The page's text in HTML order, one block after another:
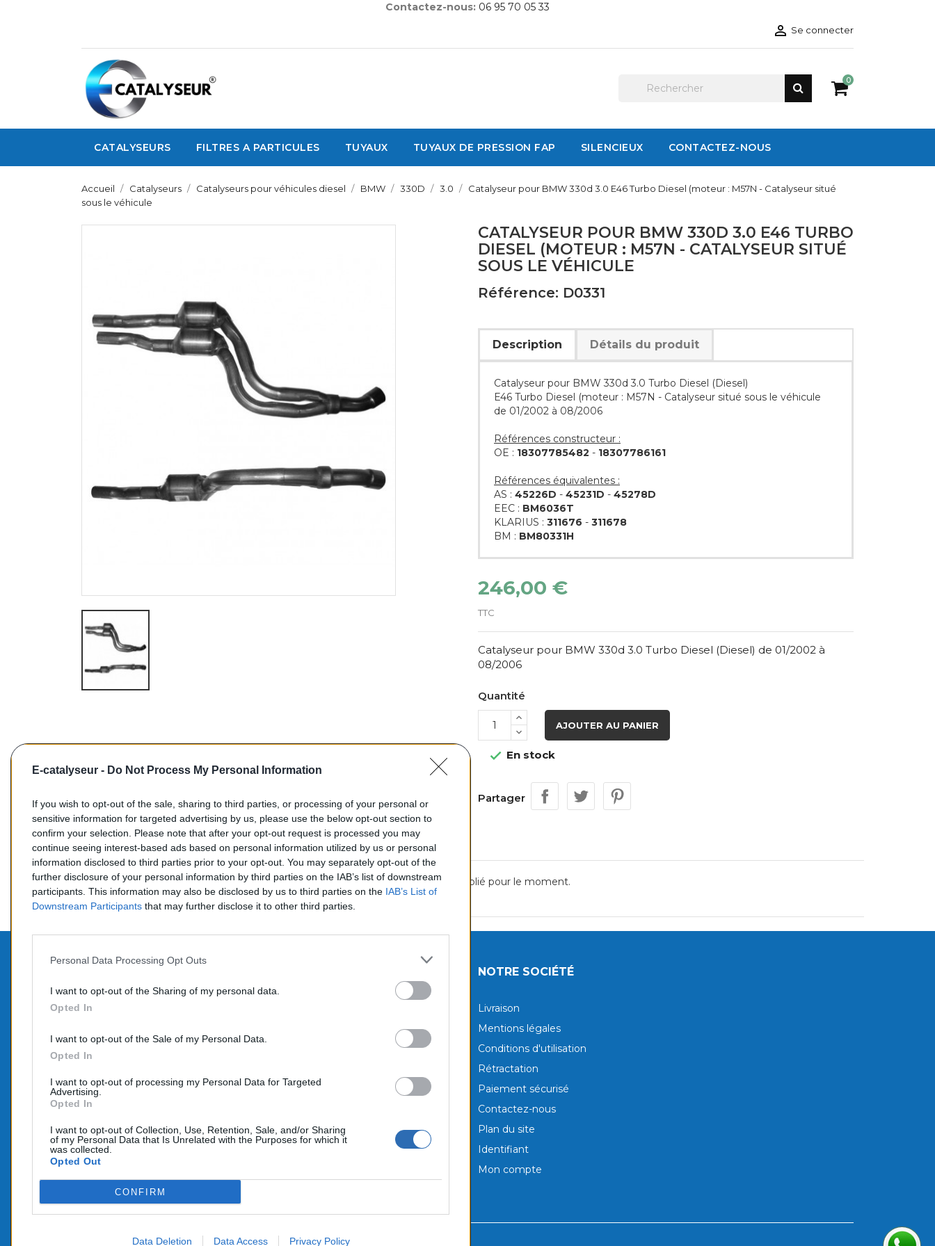
E-catalyseur - Do Not Process My Personal Information
If you wish to opt-out of the sale, sharing to third parties, or processing of your personal or
sensitive information for targeted advertising by us, please use the below opt-out section to
confirm your selection. Please note that after your opt-out request is processed you may
continue seeing interest-based ads based on personal information utilized by us or personal
information disclosed to third parties prior to your opt-out. You may separately opt-out of the
further disclosure of your personal information by third parties on the IAB’s list of downstream
participants. This information may also be disclosed by us to third parties on the IAB’s List of
Downstream Participants that may further disclose it to other third parties.
Personal Data Processing Opt Outs
I want to opt-out of the Sharing of my personal data.
Opted In
I want to opt-out of the Sale of my Personal Data.
Opted In
I want to opt-out of processing my Personal Data for Targeted
Advertising.
Opted In
I want to opt-out of Collection, Use, Retention, Sale, and/or Sharing
of my Personal Data that Is Unrelated with the Purposes for which it
was collected.
Opted Out
CONFIRM
Data Deletion Data Access Privacy Policy
Contactez-nous: 06 95 70 05 33
 Se connecter
0
CATALYSEURS FILTRES A PARTICULES TUYAUX TUYAUX DE PRESSION FAP SILENCIEUX CONTACTEZ-NOUS
Accueil Catalyseurs Catalyseurs pour véhicules diesel BMW 330D 3.0
Catalyseur pour BMW 330d 3.0 E46 Turbo Diesel (moteur : M57N - Catalyseur situé
sous le véhicule
CATALYSEUR POUR BMW 330D 3.0 E46 TURBO
DIESEL (MOTEUR : M57N - CATALYSEUR SITUÉ
SOUS LE VÉHICULE
Référence: D0331
Description Détails du produit
Catalyseur pour BMW 330d 3.0 Turbo Diesel (Diesel)
E46 Turbo Diesel (moteur : M57N - Catalyseur situé sous le véhicule
de 01/2002 à 08/2006
Références constructeur :
OE : 18307785482 - 18307786161
Références équivalentes :
AS : 45226D - 45231D - 45278D
EEC : BM6036T
KLARIUS : 311676 - 311678
BM : BM80331H
246,00 €
TTC
Catalyseur pour BMW 330d 3.0 Turbo Diesel (Diesel) de 01/2002 à
08/2006
Quantité
AJOUTER AU PANIER
 En stock
Partager
Commentaires (0)
Aucun avis n'a été publié pour le moment.
TÉLÉPHONE:
COURRIEL :
NOTRE SOCIÉTÉ
Livraison
Mentions légales
Conditions d'utilisation
Rétractation
Paiement sécurisé
Contactez-nous
Plan du site
Identifiant
Mon compte